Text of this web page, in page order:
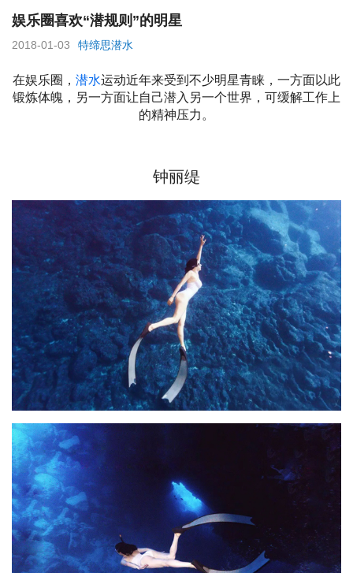
娱乐圈喜欢“潜规则”的明星
2018-01-03 特缔思潜水
在娱乐圈， 潜水运动近年来受到不少明星青睐，一方面以此
锻炼体魄，另一方面让自己潜入另一个世界，可缓解工作上
的精神压力。
钟丽缇